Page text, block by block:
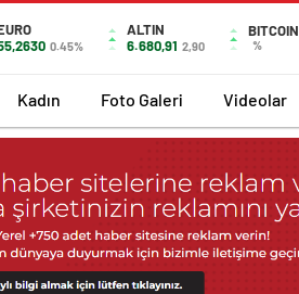
0.45%
ALTIN
6.680,91 2,90
BITCOIN
%
Kadın Foto Galeri Videolar